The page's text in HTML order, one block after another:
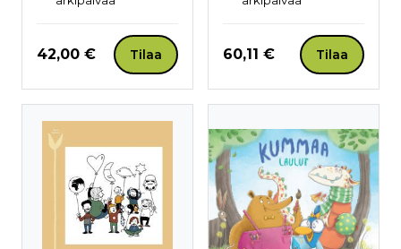
Hinta nyt
42,00 € Tilaa Hinta nyt
60,11 € Tilaa